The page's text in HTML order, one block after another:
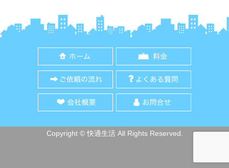
ご依頼の流れ
会社概要
Copyright © 快適生活 All Rights Reserved.